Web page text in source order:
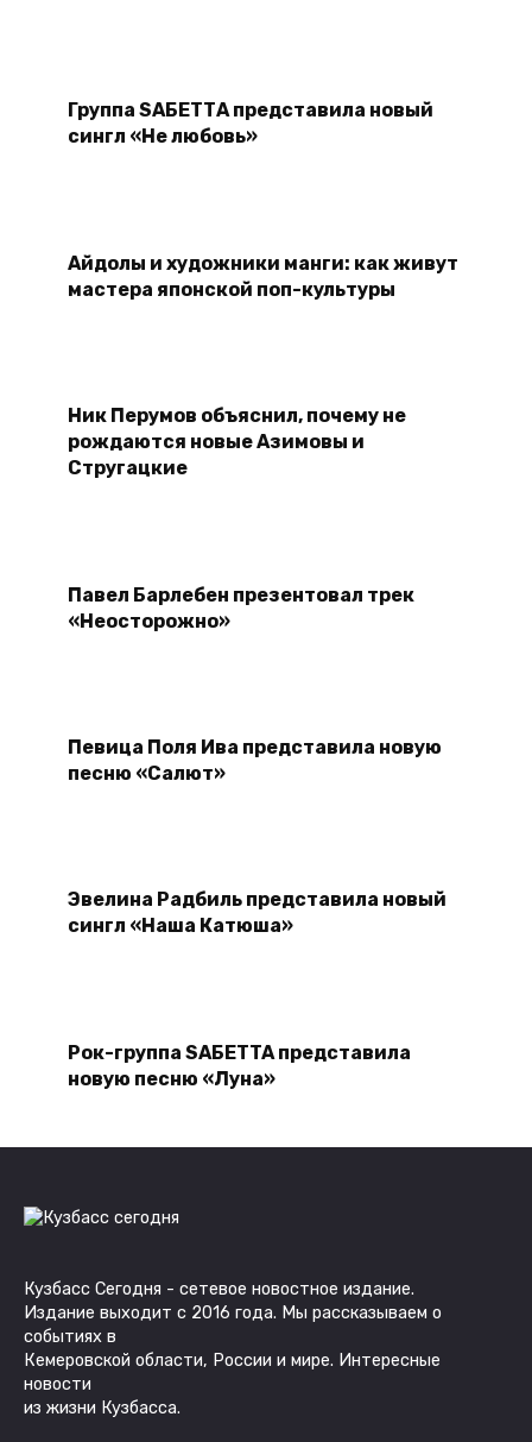
Группа SАБЕТТА представила новый
сингл «Не любовь»
Айдолы и художники манги: как живут
мастера японской поп-культуры
Ник Перумов объяснил, почему не
рождаются новые Азимовы и
Стругацкие
Павел Барлебен презентовал трек
«Неосторожно»
Певица Поля Ива представила новую
песню «Салют»
Эвелина Радбиль представила новый
сингл «Наша Катюша»
Рок-группа SAБETTA представила
новую песню «Луна»
Кузбасс Сегодня - сетевое новостное издание.
Издание выходит с 2016 года. Мы рассказываем о
событиях в
Кемеровской области, России и мире. Интересные
новости
из жизни Кузбасса.